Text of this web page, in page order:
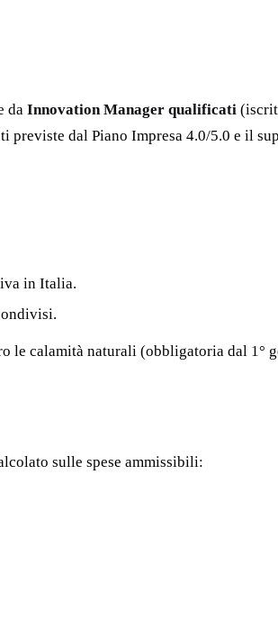
da Innovation Manager qualificati
dal Piano Impresa 4.0/5.0 e il
in Italia.
le calamità naturali (obbligatoria dal 1°
sulle spese ammissibili: